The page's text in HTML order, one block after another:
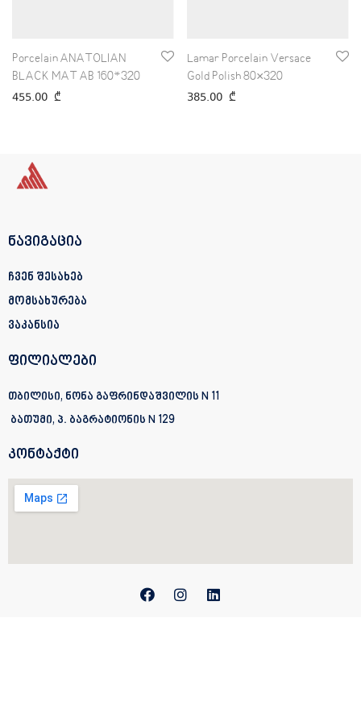
Porcelain ANATOLIAN
BLACK MAT AB 160*320
455.00 ₾
Lamar Porcelain Versace
Gold Polish 80×320
385.00 ₾
ნავიგაცია
ჩვენ შესახებ
მომსახურება
ვაკანსია
ფილიალები
თბილისი, ნონა გაფრინდაშვილის N 11
ბათუმი, პ. ბაგრატიონის N 129
კონტაქტი